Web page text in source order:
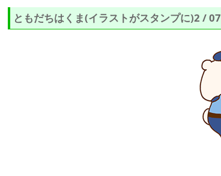
ともだちはくま(イラストがスタンプに)2 / 07